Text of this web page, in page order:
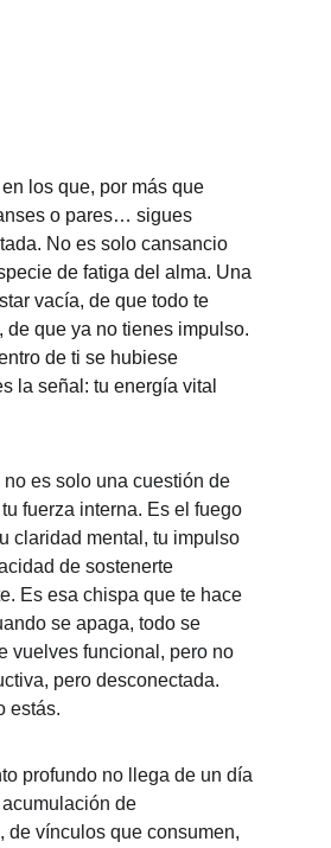
los que, por más que
o pares… sigues
No es solo cansancio
de fatiga del alma. Una
vacía, de que todo te
de que ya no tienes impulso.
de ti se hubiese
la señal: tu energía vital
no es solo una cuestión de
fuerza interna. Es el fuego
claridad mental, tu impulso
de sostenerte
Es esa chispa que te hace
se apaga, todo se
vuelves funcional, pero no
pero desconectada.
estás.
profundo no llega de un día
de
de vínculos que consumen,